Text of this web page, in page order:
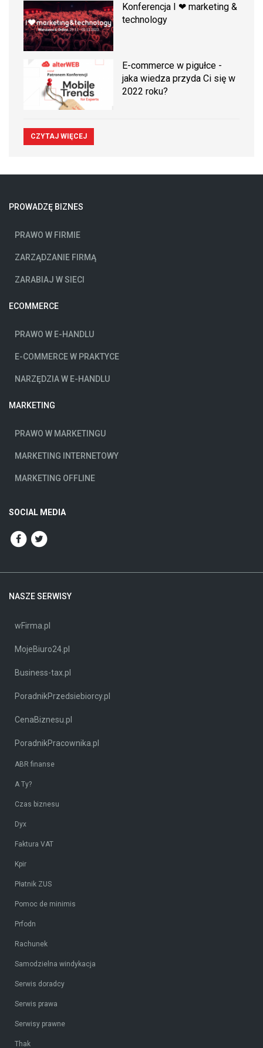
Konferencja I ❤ marketing &
technology
E-commerce w pigułce -
jaka wiedza przyda Ci się w
2022 roku?
CZYTAJ WIĘCEJ
PROWADZĘ BIZNES
PRAWO W FIRMIE
ZARZĄDZANIE FIRMĄ
ZARABIAJ W SIECI
ECOMMERCE
PRAWO W E-HANDLU
E-COMMERCE W PRAKTYCE
NARZĘDZIA W E-HANDLU
MARKETING
PRAWO W MARKETINGU
MARKETING INTERNETOWY
MARKETING OFFLINE
SOCIAL MEDIA
NASZE SERWISY
wFirma.pl
MojeBiuro24.pl
Business-tax.pl
PoradnikPrzedsiebiorcy.pl
CenaBiznesu.pl
PoradnikPracownika.pl
ABR finanse
A Ty?
Czas biznesu
Dyx
Faktura VAT
Kpir
Płatnik ZUS
Pomoc de minimis
Prfodn
Rachunek
Samodzielna windykacja
Serwis doradcy
Serwis prawa
Serwisy prawne
Thak